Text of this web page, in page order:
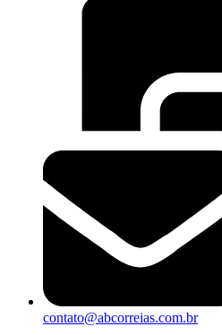
contato@abcorreias.com.br